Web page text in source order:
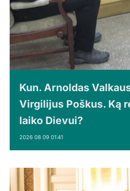
Kun. Arnoldas
Virgilijus Poškus. Ką
laiko Dievui?
2026 08 09 01:41